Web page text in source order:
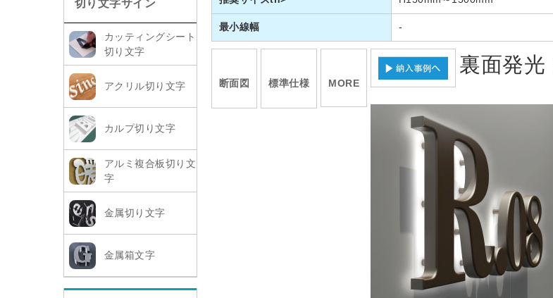
切り文字サイン
カッティングシート
切り文字
アクリル切り文字
カルプ切り文字
アルミ複合板切り文
字
金属切り文字
金属箱文字
最小線幅 -
断面図 標準仕様 MORE
裏面発光